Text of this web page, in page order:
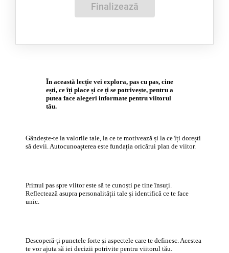
Finalizează
În această lecție vei explora, pas cu pas, cine
ești, ce îți place și ce ți se potrivește, pentru a
putea face alegeri informate pentru viitorul
tău.
Gândește-te la valorile tale, la ce te motivează și la ce îți dorești
să devii. Autocunoașterea este fundația oricărui plan de viitor.
Primul pas spre viitor este să te cunoști pe tine însuți.
Reflectează asupra personalității tale și identifică ce te face
unic.
Descoperă-ți punctele forte și aspectele care te definesc. Acestea
te vor ajuta să iei decizii potrivite pentru viitorul tău.